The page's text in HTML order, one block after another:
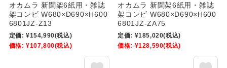
オカムラ 新聞架6紙用・雑誌
架コンビ W680×D690×H600
6801JZ-Z13
定価: ¥154,990(税込)
価格: ¥107,800(税込)
オカムラ 新聞架6紙用・雑誌
架コンビ W680×D690×H600
6801JZ-ZA75
定価: ¥185,020(税込)
価格: ¥128,590(税込)